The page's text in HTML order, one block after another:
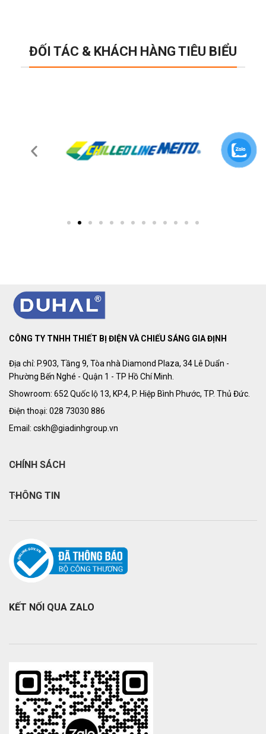
ĐỐI TÁC & KHÁCH HÀNG TIÊU BIỂU
CÔNG TY TNHH THIẾT BỊ ĐIỆN VÀ CHIẾU SÁNG GIA ĐỊNH
Địa chỉ: P.903, Tầng 9, Tòa nhà Diamond Plaza, 34 Lê Duẩn -
Phường Bến Nghé - Quận 1 - TP Hồ Chí Minh.
Showroom: 652 Quốc lộ 13, KP.4, P. Hiệp Bình Phước, TP. Thủ Đức.
Điện thoại: 028 73030 886
Email: cskh@giadinhgroup.vn
CHÍNH SÁCH
THÔNG TIN
KẾT NỐI QUA ZALO